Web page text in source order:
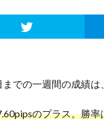
での一週間の成績は、
のプラス。勝